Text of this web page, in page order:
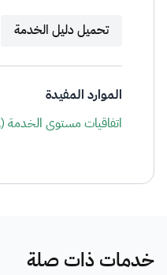
تحميل دليل الخدمة
الموارد المفيدة
اتفاقيات مستوى الخدمة (SLA)
خدمات ذات صلة